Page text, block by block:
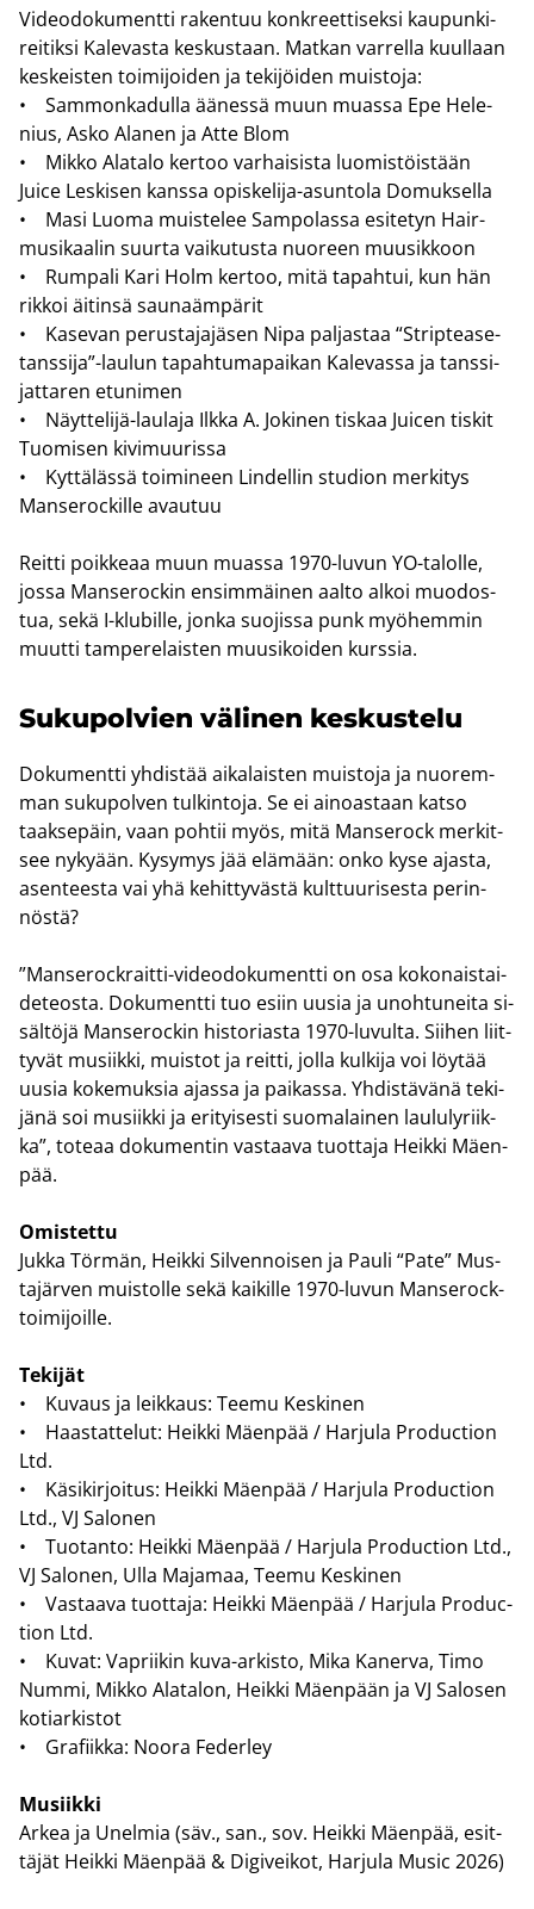
Vi­deo­do­ku­ment­ti ra­ken­tuu kon­kreet­ti­sek­si kau­pun­ki­
rei­tik­si Ka­le­vas­ta kes­kus­taan. Mat­kan var­rel­la kuul­laan
kes­keis­ten toi­mi­joi­den ja te­ki­jöi­den muis­to­ja:
• Sam­mon­ka­dul­la ää­nes­sä muun muas­sa Epe He­le­
nius, Asko Ala­nen ja Atte Blom
• Mikko Ala­ta­lo ker­too var­hai­sis­ta luo­mis­töis­tään
Juice Les­ki­sen kans­sa opiskelija-​asuntola Do­muk­sel­la
• Masi Luoma muis­te­lee Sam­po­las­sa esi­te­tyn Hair-​
musikaalin suur­ta vai­ku­tus­ta nuo­reen muusik­koon
• Rum­pa­li Kari Holm ker­too, mitä ta­pah­tui, kun hän
rik­koi äi­tin­sä sau­na­äm­pä­rit
• Ka­se­van pe­rus­ta­ja­jä­sen Nipa pal­jas­taa “Strip­tea­se­
tans­si­ja”-​laulun ta­pah­tu­ma­pai­kan Ka­le­vas­sa ja tans­si­
jat­ta­ren etu­ni­men
• Näyttelijä-​laulaja Ilkka A. Jo­ki­nen tis­kaa Juicen tis­kit
Tuo­mi­sen ki­vi­muu­ris­sa
• Kyt­tä­läs­sä toi­mi­neen Lin­del­lin stu­dion mer­ki­tys
Man­se­roc­kil­le avau­tuu
Reit­ti poik­ke­aa muun muas­sa 1970-​luvun YO-​talolle,
jossa Man­se­roc­kin en­sim­mäi­nen aalto alkoi muo­dos­
tua, sekä I-​klubille, jonka suo­jis­sa punk myö­hem­min
muut­ti tam­pe­re­lais­ten muusi­koi­den kurs­sia.
Su­ku­pol­vien vä­li­nen kes­kus­te­lu
Do­ku­ment­ti yh­dis­tää ai­ka­lais­ten muis­to­ja ja nuo­rem­
man su­ku­pol­ven tul­kin­to­ja. Se ei ai­noas­taan katso
taak­se­päin, vaan poh­tii myös, mitä Man­se­rock mer­kit­
see ny­ky­ään. Ky­sy­mys jää elä­mään: onko kyse ajas­ta,
asen­tees­ta vai yhä ke­hit­ty­väs­tä kult­tuu­ri­ses­ta pe­rin­
nös­tä?
”Manserockraitti-​videodokumentti on osa ko­ko­nais­tai­
de­teos­ta. Do­ku­ment­ti tuo esiin uusia ja unoh­tu­nei­ta si­
säl­tö­jä Man­se­roc­kin his­to­rias­ta 1970-​luvulta. Sii­hen liit­
ty­vät musiik­ki, muis­tot ja reit­ti, jolla kul­ki­ja voi löy­tää
uusia ko­ke­muk­sia ajas­sa ja pai­kas­sa. Yh­dis­tä­vä­nä te­ki­
jä­nä soi musiik­ki ja eri­tyi­ses­ti suo­ma­lai­nen lau­lu­ly­riik­
ka”, to­te­aa do­ku­men­tin vas­taa­va tuot­ta­ja Heik­ki Mäen­
pää.
Omis­tet­tu
Jukka Tör­män, Heik­ki Sil­ven­noi­sen ja Pauli “Pate” Mus­
ta­jär­ven muis­tol­le sekä kai­kil­le 1970-​luvun Manserock-​
toimijoille.
Te­ki­jät
• Ku­vaus ja leik­kaus: Teemu Kes­ki­nen
• Haas­tat­te­lut: Heik­ki Mäen­pää / Har­ju­la Pro­duc­tion
Ltd.
• Kä­si­kir­joi­tus: Heik­ki Mäen­pää / Har­ju­la Pro­duc­tion
Ltd., VJ Sa­lo­nen
• Tuo­tan­to: Heik­ki Mäen­pää / Har­ju­la Pro­duc­tion Ltd.,
VJ Sa­lo­nen, Ulla Ma­ja­maa, Teemu Kes­ki­nen
• Vas­taa­va tuot­ta­ja: Heik­ki Mäen­pää / Har­ju­la Pro­duc­
tion Ltd.
• Kuvat: Vaprii­kin kuva-​arkisto, Mika Ka­ner­va, Timo
Nummi, Mikko Ala­ta­lon, Heik­ki Mäen­pään ja VJ Sa­lo­sen
ko­tiar­kis­tot
• Gra­fiik­ka: Noora Fe­der­ley
Musiik­ki
Arkea ja Unel­mia (säv., san., sov. Heik­ki Mäen­pää, esit­
tä­jät Heik­ki Mäen­pää & Di­gi­vei­kot, Har­ju­la Music 2026)